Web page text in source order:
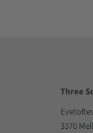
Three
3370